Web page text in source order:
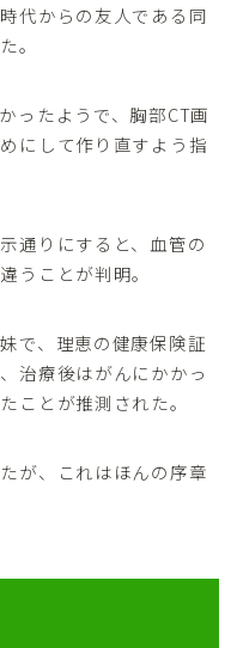
代からの友人である同
。
ったようで、胸部CT画
にして作り直すよう指
通りにすると、血管の
うことが判明。
で、理恵の健康保険証
治療後はがんにかかっ
ことが推測された。
が、これはほんの序章